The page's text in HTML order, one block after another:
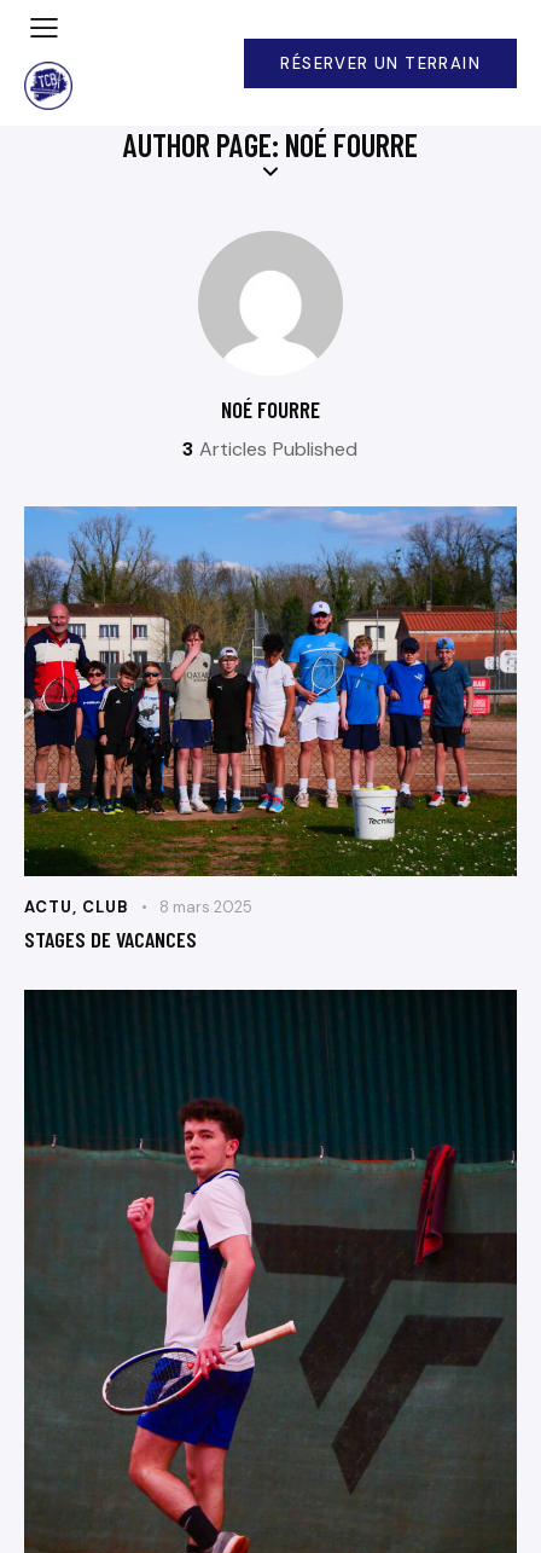
RÉSERVER UN TERRAIN
AUTHOR PAGE: NOÉ FOURRE
NOÉ FOURRE
3 Articles Published
ACTU, CLUB 8 mars 2025
STAGES DE VACANCES